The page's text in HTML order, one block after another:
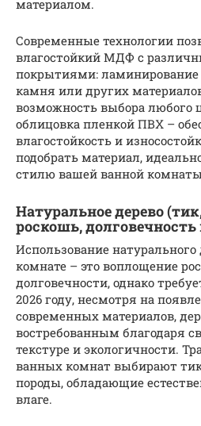
материалом.
Современные технологии
влагостойкий МДФ с
покрытиями:
камня или других
возможность выбора любого
облицовка пленкой ПВХ –
влагостойкость и
подобрать материал,
стилю вашей ванной
Натуральное дерево
роскошь, долговечность
Использование натурального
комнате – это воплощение
долговечности, однако
2026 году, несмотря на
современных материалов,
востребованным благодаря
текстуре и экологичности.
ванных комнат выбирают
породы, обладающие
влаге.